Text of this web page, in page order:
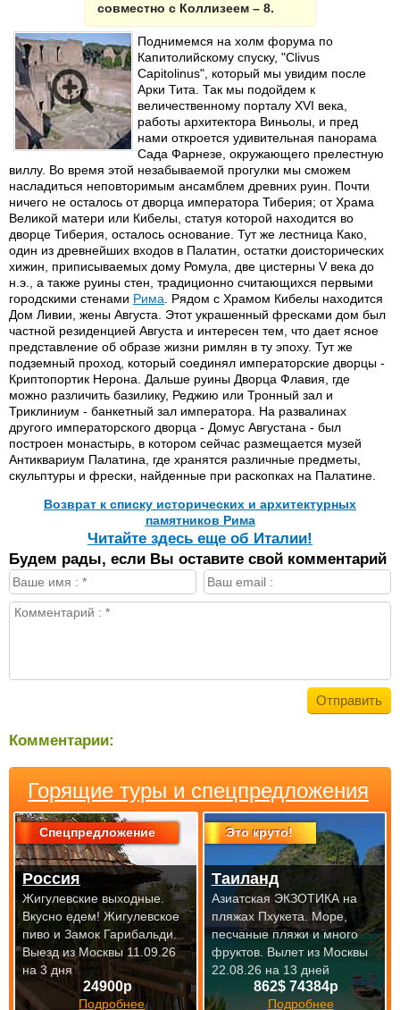
совместно с Коллизеем – 8.
Поднимемся на холм форума по
Капитолийскому спуску, "Clivus
Capitolinus", который мы увидим после
Арки Тита. Так мы подойдем к
величественному порталу XVI века,
работы архитектора Виньолы, и пред
нами откроется удивительная панорама
Сада Фарнезе, окружающего прелестную
виллу. Во время этой незабываемой прогулки мы сможем
насладиться неповторимым ансамблем древних руин. Почти
ничего не осталось от дворца императора Тиберия; от Храма
Великой матери или Кибелы, статуя которой находится во
дворце Тиберия, осталось основание. Тут же лестница Како,
один из древнейших входов в Палатин, остатки доисторических
хижин, приписываемых дому Ромула, две цистерны V века до
н.э., а также руины стен, традиционно считающихся первыми
городскими стенами Рима . Рядом с Храмом Кибелы находится
Дом Ливии, жены Августа. Этот украшенный фресками дом был
частной резиденцией Августа и интересен тем, что дает ясное
представление об образе жизни римлян в ту эпоху. Тут же
подземный проход, который соединял императорские дворцы -
Криптопортик Нерона. Дальше руины Дворца Флавия, где
можно различить базилику, Реджию или Тронный зал и
Триклиниум - банкетный зал императора. На развалинах
другого императорского дворца - Домус Августана - был
построен монастырь, в котором сейчас размещается музей
Антиквариум Палатина, где хранятся различные предметы,
скульптуры и фрески, найденные при раскопках на Палатине.
Возврат к списку исторических и архитектурных
памятников Рима
Читайте здесь еще об Италии!
Будем рады, если Вы оставите свой комментарий
Комментарии:
Горящие туры и спецпредложения
Спецпредложение
24900р
Подробнее
Россия
Жигулевские выходные.
Вкусно едем! Жигулевское
пиво и Замок Гарибальди.
Выезд из Москвы 11.09.26
на 3 дня
Это круто!
862$ 74384р
Подробнее
Таиланд
Азиатская ЭКЗОТИКА на
пляжах Пхукета. Море,
песчаные пляжи и много
фруктов. Вылет из Москвы
22.08.26 на 13 дней